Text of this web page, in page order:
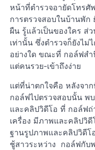
หน้าที่ตำรวจอายัดโทรศั
การตรวจสอบในบ้านพัก
ผืน รู้แล้วเป็นของใคร ส่
เท่านั้น ซึ่งตำรวจก็ยังไ
อย่างใด ขณะที่ กอล์ฟสำ
แต่คนรวย-เข้าถึงง่าย
แต่ที่น่าตกใจคือ หลังจา
กอล์ฟไปตรวจสอบนั้น พ
และคลิปวิดีโอ ที่ กอล์ฟถ่
เครื่อง มีภาพและคลิปวิ
ฐานรูปภาพและคลิปวิดีโ
ชู้สาวระหว่าง กอล์ฟกับ